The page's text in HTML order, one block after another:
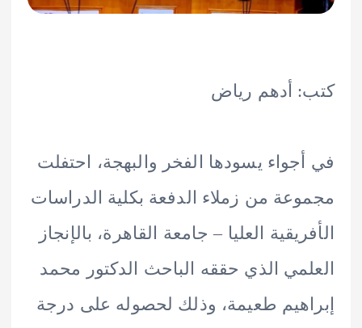
أدهم رياض
يسودها الفخر والبهجة، احتفلت
من زملاء الدفعة بكلية الدراسات
العليا – جامعة القاهرة، بالإنجاز
الذي حققه الباحث الدكتور محمد
طعيمة، وذلك لحصوله على درجة